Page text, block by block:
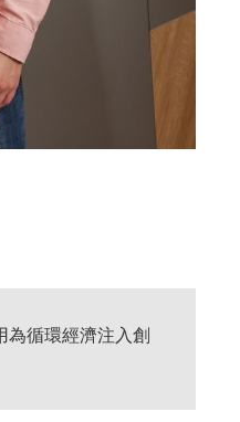
循環經濟注入創